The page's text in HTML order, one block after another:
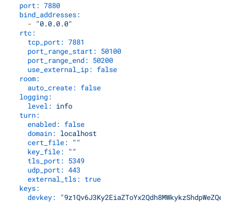
port: 7880
bind_addresses:
- "0.0.0.0"
rtc:
tcp_port: 7881
port_range_start: 50100
port_range_end: 50200
use_external_ip: false
room:
auto_create: false
logging:
level: info
turn:
enabled: false
domain: localhost
cert_file:
""
key_file:
""
tls_port: 5349
udp_port: 443
external_tls: true
keys:
devkey: